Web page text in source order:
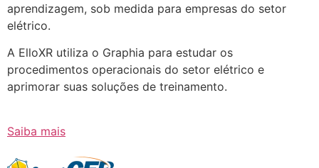
aprendizagem, sob medida para empresas do setor
elétrico.
A ElloXR utiliza o Graphia para estudar os
procedimentos operacionais do setor elétrico e
aprimorar suas soluções de treinamento.
Saiba mais